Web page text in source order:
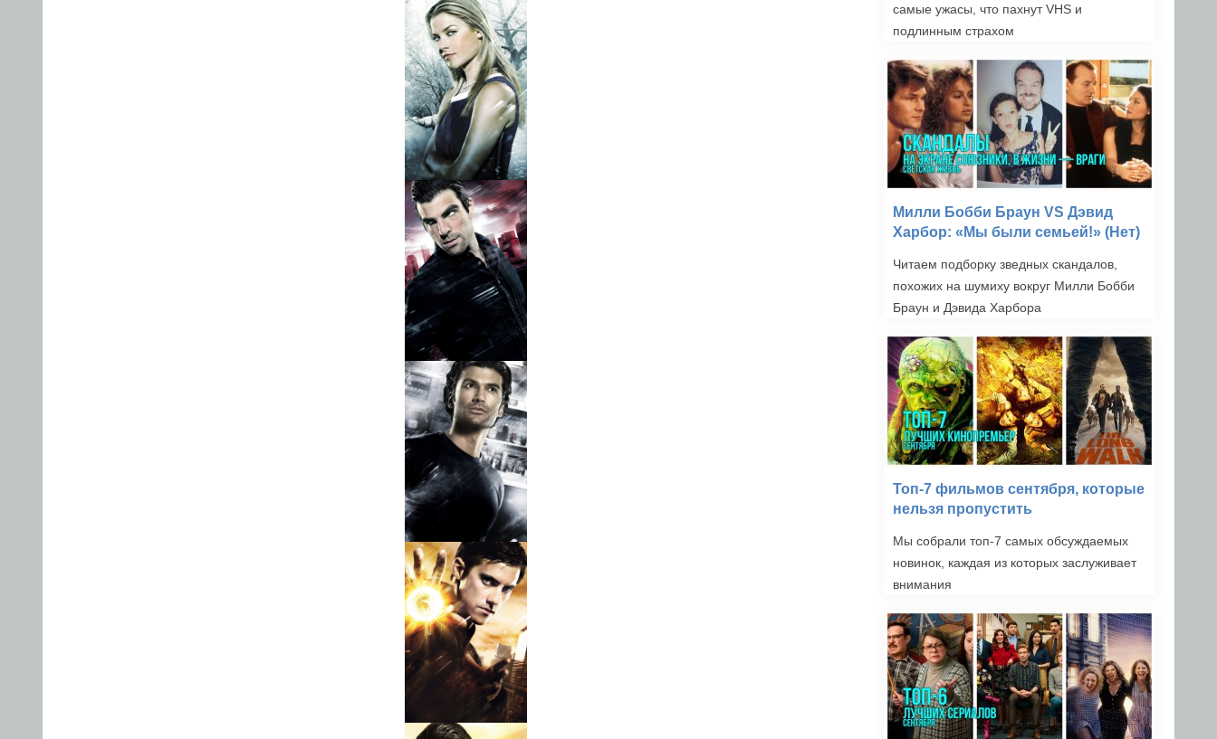
самые ужасы, что пахнут VHS и
подлинным страхом
Милли Бобби Браун VS Дэвид
Харбор: «Мы были семьей!» (Нет)
Читаем подборку зведных скандалов,
похожих на шумиху вокруг Милли Бобби
Браун и Дэвида Харбора
Топ-7 фильмов сентября, которые
нельзя пропустить
Мы собрали топ-7 самых обсуждаемых
новинок, каждая из которых заслуживает
внимания